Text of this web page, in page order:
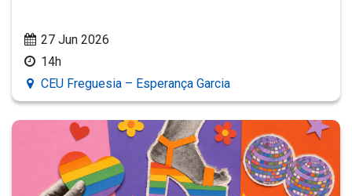
27 Jun 2026
14h
CEU Freguesia – Esperança Garcia